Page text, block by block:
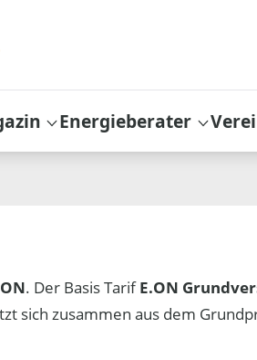
Energieberater
. Der Basis TarifE.ON
sich zusammen aus dem